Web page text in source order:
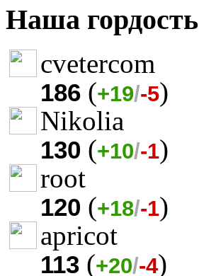
Наша гордость
cvetercom
186 (+19/-5)
Nikolia
130 (+10/-1)
root
120 (+18/-1)
apricot
113 (+20/-4)